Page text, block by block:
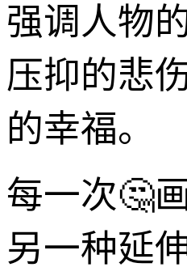
强调人物
压抑的悲
的幸福。
每一次🤔
另一种延